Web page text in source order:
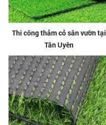
Thi công thảm cỏ sân vườn tại
Tân Uyên